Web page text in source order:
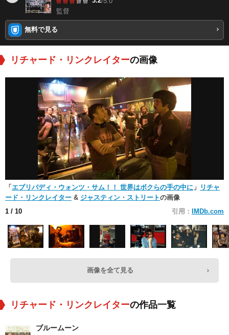
監督
無料で見る
リチャード・リンクレイターの画像
「 エブリバディ・ウォンツ・サム！！ 世界はボクらの手の中に 」
リチャ
ード・リンクレイター & ジャスティン・ストリートの画像
1 / 10 引用： IMDb.com
画像を全て見る
リチャード・リンクレイターの作品一覧
ブルームーン